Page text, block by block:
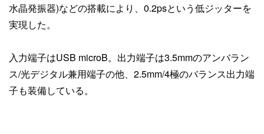
水晶発振器)などの搭載により、0.2psという低ジッターを
実現した。
入力端子はUSB microB。出力端子は3.5mmのアンバラン
ス/光デジタル兼用端子の他、2.5mm/4極のバランス出力端
子も装備している。